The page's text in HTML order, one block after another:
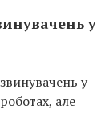
у
у
але